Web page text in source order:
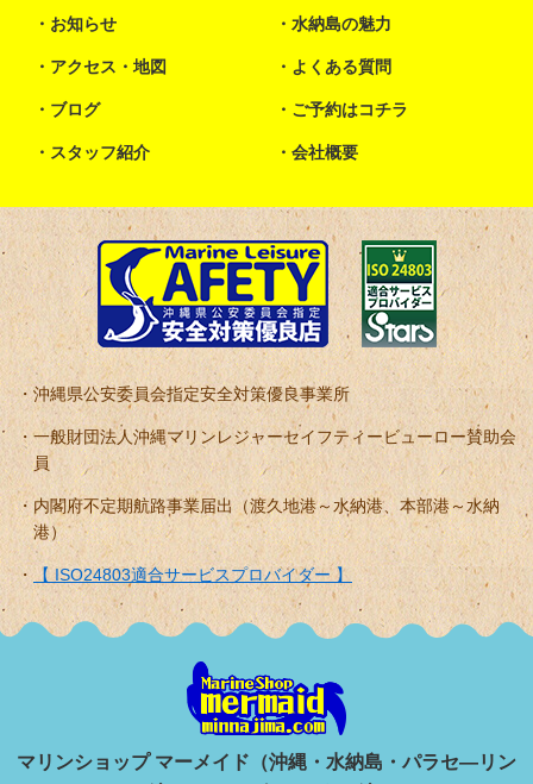
お知らせ 水納島の魅力
アクセス・地図 よくある質問
ブログ ご予約はコチラ
スタッフ紹介 会社概要
沖縄県公安委員会指定安全対策優良事業所
一般財団法人沖縄マリンレジャーセイフティービューロー賛助会
員
内閣府不定期航路事業届出（渡久地港～水納港、本部港～水納
港）
【 ISO24803適合サービスプロバイダー 】
マリンショップ マーメイド（沖縄・水納島・パラセ―リン